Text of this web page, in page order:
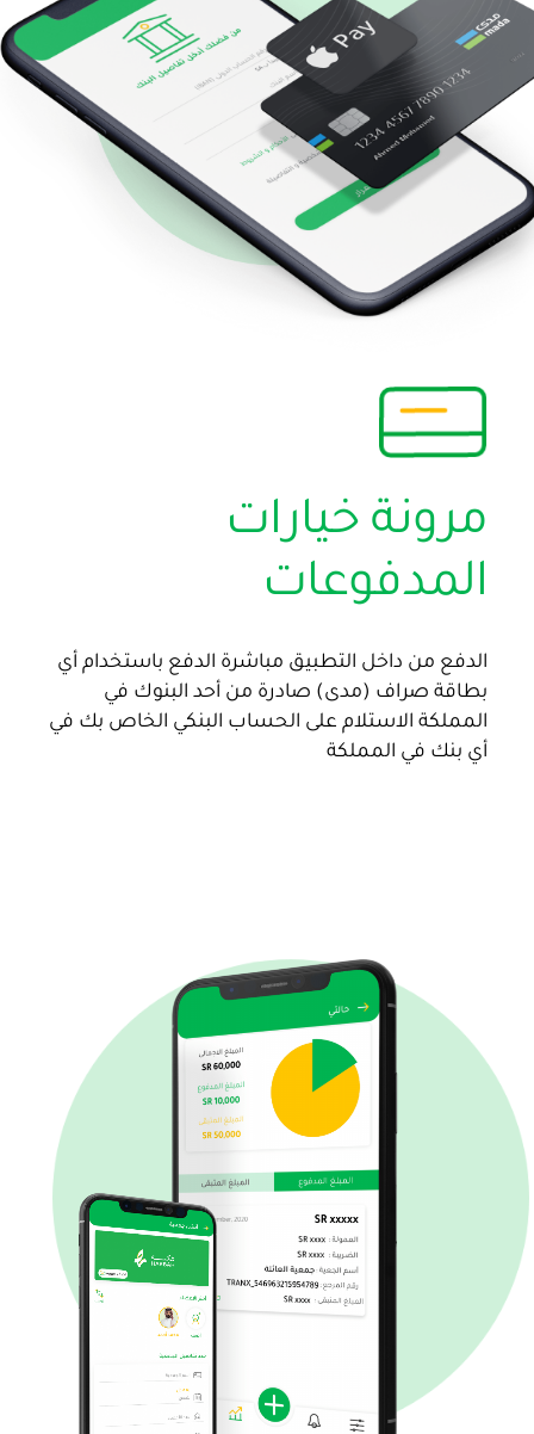
مرونة خيارات
المدفوعات
الدفع من داخل التطبيق مباشرة الدفع باستخدام أي
بطاقة صراف (مدى) صادرة من أحد البنوك في
المملكة الاستلام على الحساب البنكي الخاص بك في
أي بنك في المملكة